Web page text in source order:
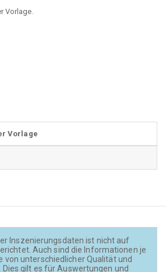
Vorlage.
Vorlage
Inszenierungsdaten ist nicht auf
Auch sind die Informationen je
von unterschiedlicher Qualität und
gilt es für Auswertungen und